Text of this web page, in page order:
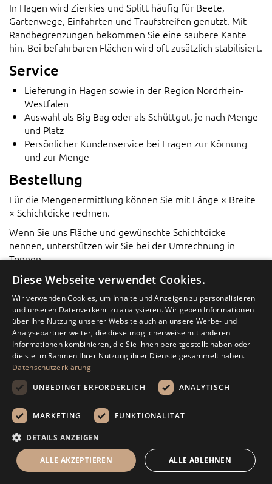
In Hagen wird Zierkies und Splitt häufig für Beete,
Gartenwege, Einfahrten und Traufstreifen genutzt. Mit
Randbegrenzungen bekommen Sie eine saubere Kante
hin. Bei befahrbaren Flächen wird oft zusätzlich stabilisiert.
Service
Lieferung in Hagen sowie in der Region Nordrhein-
Westfalen
Auswahl als Big Bag oder als Schüttgut, je nach Menge
und Platz
Persönlicher Kundenservice bei Fragen zur Körnung
und zur Menge
Bestellung
Für die Mengenermittlung können Sie mit Länge × Breite
× Schichtdicke rechnen.
Wenn Sie uns Fläche und gewünschte Schichtdicke
nennen, unterstützen wir Sie bei der Umrechnung in
Tonnen.
Möchten Sie die passende Körnung für Ihr Projekt in
Sie bitte die Mengentabelle oder nehmen Sie Kontakt mit
uns auf.
Persönliche Beratung
Wünschen Sie persönliche Beratung oder haben Sie eine
Frage über unsere Produkte?
039292 599878
info@zierkiesundsplitt.de
Kontaktformular
Diese Webseite verwendet Cookies.
Wir verwenden Cookies, um Inhalte und Anzeigen zu personalisieren
und unseren Datenverkehr zu analysieren. Wir geben Informationen
über Ihre Nutzung unserer Website auch an unsere Werbe- und
Analysepartner weiter, die diese möglicherweise mit anderen
Informationen kombinieren, die Sie ihnen bereitgestellt haben oder
die sie im Rahmen Ihrer Nutzung ihrer Dienste gesammelt haben.
Datenschutzerklärung
UNBEDINGT ERFORDERLICH
ANALYTISCH
MARKETING FUNKTIONALITÄT
DETAILS ANZEIGEN
ALLE AKZEPTIEREN ALLE ABLEHNEN